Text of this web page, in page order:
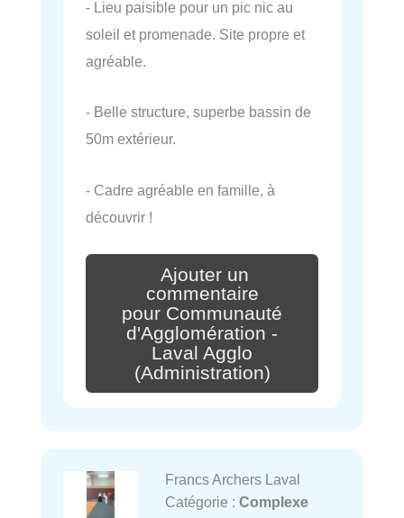
- Lieu paisible pour un pic nic au
soleil et promenade. Site propre et
agréable.
- Belle structure, superbe bassin de
50m extérieur.
- Cadre agréable en famille, à
découvrir !
Ajouter un
commentaire
pour Communauté
d'Agglomération -
Laval Agglo
(Administration)
Francs Archers Laval
Catégorie : Complexe